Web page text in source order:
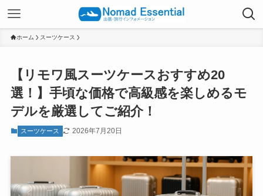
ホーム スーツケース
【リモワ風スーツケースおすすめ20
選！】手頃な価格で高級感を楽しめるモ
デルを厳選してご紹介！
スーツケース 2026年7月20日